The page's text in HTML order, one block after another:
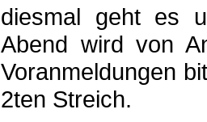
diesmal geht es
Abend wird von
Voranmeldungen
2ten Streich.